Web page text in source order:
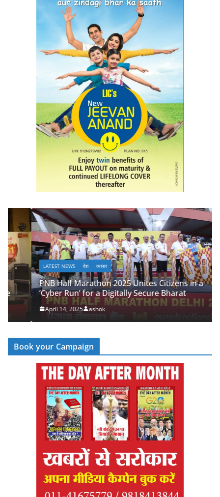
LATEST NEWS देश व्यापार
PNB Half Marathon 2025 Unites Citizens in a
‘Cyber Run’ for a Digitally Secure Bharat
April 14, 2025 ashok
Book your Campaign